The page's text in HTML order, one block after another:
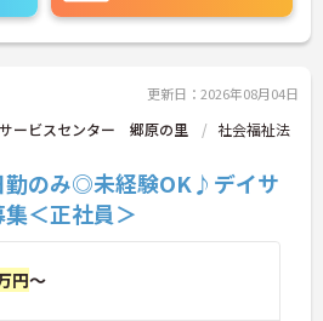
更新日：2026年08月04日
ービスセンター 郷原の里
社会福祉法
勤のみ◎未経験OK♪デイサ
＜正社員＞
円～